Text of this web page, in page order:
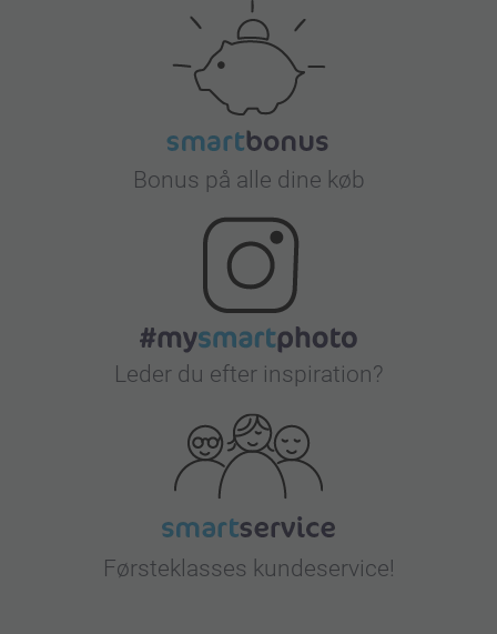
Bonus på alle dine køb
Leder du efter inspiration?
Førsteklasses kundeservice!